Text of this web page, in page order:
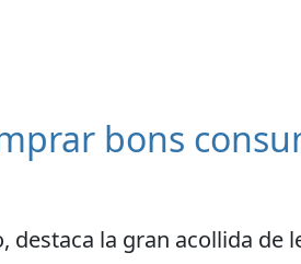
bons
destaca la gran acollida de